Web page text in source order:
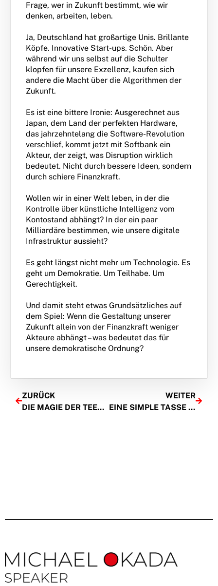
Frage, wer in Zukunft bestimmt, wie wir
denken, arbeiten, leben.
Ja, Deutschland hat großartige Unis. Brillante
Köpfe. Innovative Start-ups. Schön. Aber
während wir uns selbst auf die Schulter
klopfen für unsere Exzellenz, kaufen sich
andere die Macht über die Algorithmen der
Zukunft.
Es ist eine bittere Ironie: Ausgerechnet aus
Japan, dem Land der perfekten Hardware,
das jahrzehntelang die Software-Revolution
verschlief, kommt jetzt mit Softbank ein
Akteur, der zeigt, was Disruption wirklich
bedeutet. Nicht durch bessere Ideen, sondern
durch schiere Finanzkraft.
Wollen wir in einer Welt leben, in der die
Kontrolle über künstliche Intelligenz vom
Kontostand abhängt? In der ein paar
Milliardäre bestimmen, wie unsere digitale
Infrastruktur aussieht?
Es geht längst nicht mehr um Technologie. Es
geht um Demokratie. Um Teilhabe. Um
Gerechtigkeit.
Und damit steht etwas Grundsätzliches auf
dem Spiel: Wenn die Gestaltung unserer
Zukunft allein von der Finanzkraft weniger
Akteure abhängt – was bedeutet das für
unsere demokratische Ordnung?
ZURÜCK
DIE MAGIE DER TEEZEREMONIE IN DER ÄRA TRUMP*
WEITER
EINE SIMPLE TASSE KAFFEE WISCHT AUSREDEN WEG